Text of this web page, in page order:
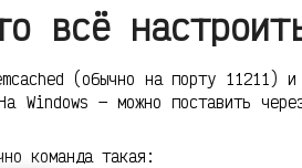
всё
(обычно на порту 11211)
— можно поставить
команда такая: